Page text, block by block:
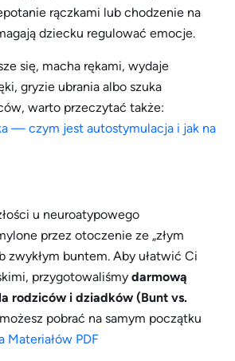
rączkami lub chodzenie na
dziecku regulować emocje.
się, macha rękami, wydaje
gryzie ubrania albo szuka
warto przeczytać także:
— czym jest autostymulacja i jak na
u neuroatypowego
przez otoczenie ze „złym
zwykłym buntem. Aby ułatwić Ci
przygotowaliśmy darmową
rodziców i dziadków (Bunt vs.
pobrać na samym początku
Materiałów PDF